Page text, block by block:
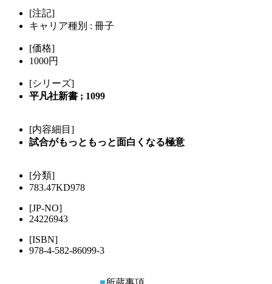
[注記]
キャリア種別 : 冊子
[価格]
1000円
[シリーズ]
平凡社新書 ; 1099
[内容細目]
試合がもっともっと面白くなる極意
[分類]
783.47KD978
[JP-NO]
24226943
[ISBN]
978-4-582-86099-3